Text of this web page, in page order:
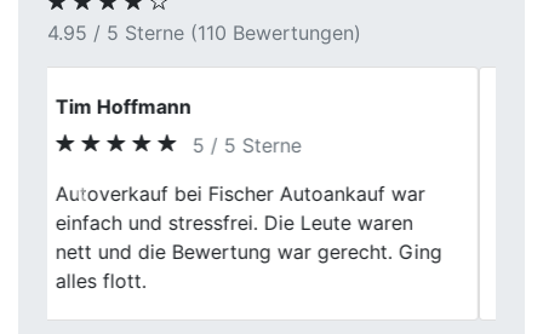
4.95 / 5 Sterne (110 Bewertungen)
Elena F.
5 / 5 Sterne
Mein Verkauf war echt entspannt. Die
Bewertung war fair, und sie haben meinen
alten Wagen zügig abgeholt. Kann ich
weiterempfehlen!
Previous